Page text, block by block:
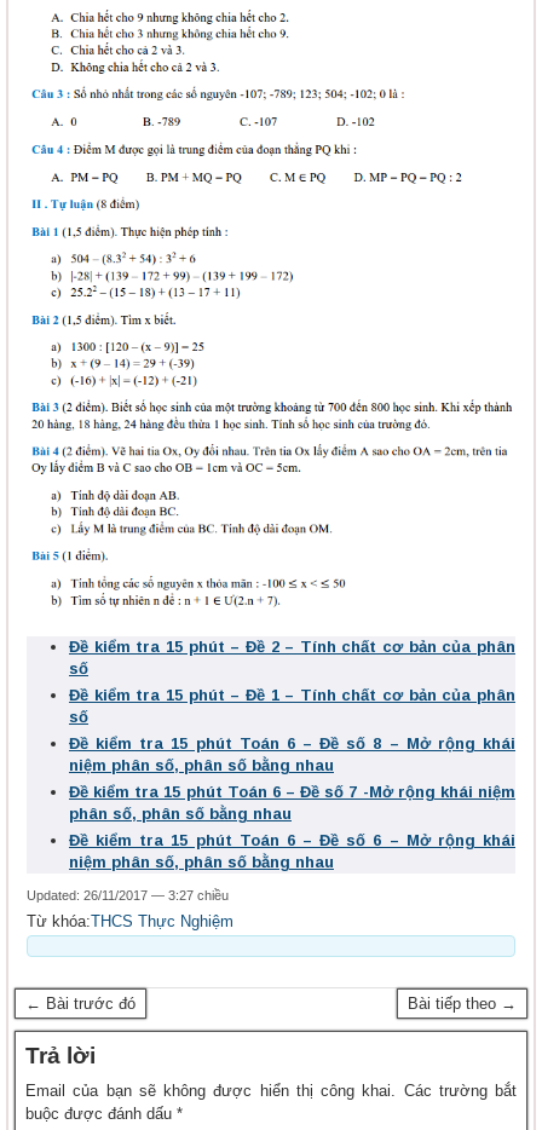
Đề kiểm tra 15 phút – Đề 2 – Tính chất cơ bản của phân
số
Đề kiểm tra 15 phút – Đề 1 – Tính chất cơ bản của phân
số
Đề kiểm tra 15 phút Toán 6 – Đề số 8 – Mở rộng khái
niệm phân số, phân số bằng nhau
Đề kiểm tra 15 phút Toán 6 – Đề số 7 -Mở rộng khái niệm
phân số, phân số bằng nhau
Đề kiểm tra 15 phút Toán 6 – Đề số 6 – Mở rộng khái
niệm phân số, phân số bằng nhau
Updated: 26/11/2017 — 3:27 chiều
Từ khóa:THCS Thực Nghiệm
← Bài trước đó Bài tiếp theo →
Trả lời
Email của bạn sẽ không được hiển thị công khai. Các trường bắt
buộc được đánh dấu *